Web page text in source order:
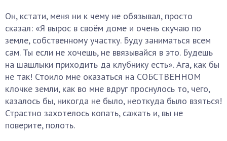
Он, кстати, меня ни к чему не обязывал, просто
сказал: «Я вырос в своём доме и очень скучаю по
земле, собственному участку. Буду заниматься всем
сам. Ты если не хочешь, не ввязывайся в это. Будешь
на шашлыки приходить да клубнику есть». Ага, как бы
не так! Стоило мне оказаться на СОБСТВЕННОМ
клочке земли, как во мне вдруг проснулось то, чего,
казалось бы, никогда не было, неоткуда было взяться!
Страстно захотелось копать, сажать и, вы не
поверите, полоть.